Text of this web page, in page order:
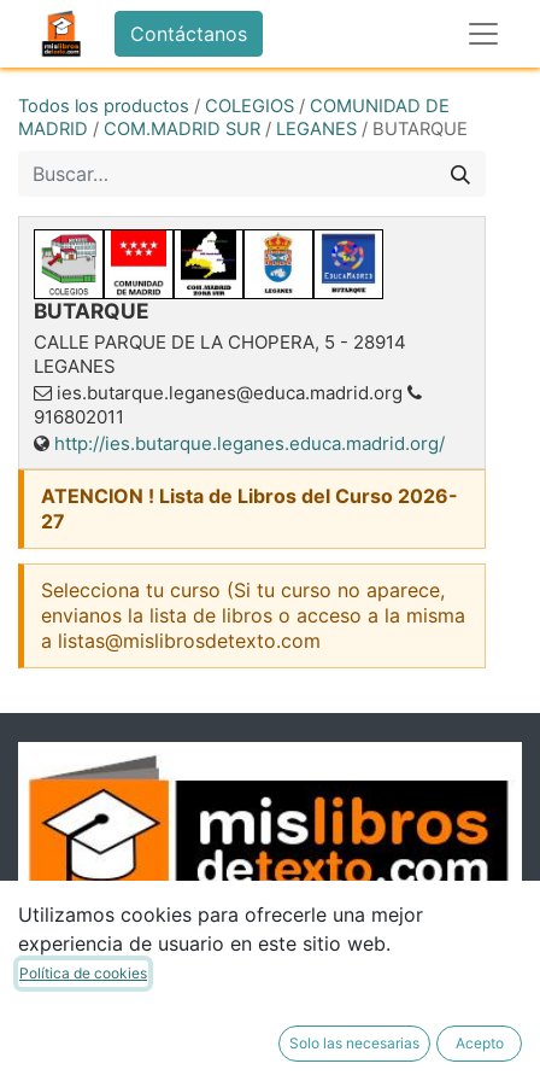
Contáctanos
Todos los productos / COLEGIOS / COMUNIDAD DE
MADRID / COM.MADRID SUR / LEGANES / BUTARQUE
BUTARQUE
CALLE PARQUE DE LA CHOPERA, 5 - 28914
LEGANES
ies.butarque.leganes@educa.madrid.org
916802011
http://ies.butarque.leganes.educa.madrid.org/
ATENCION ! Lista de Libros del Curso 2026-
27
Selecciona tu curso (Si tu curso no aparece,
envianos la lista de libros o acceso a la misma
a listas@mislibrosdetexto.com
Utilizamos cookies para ofrecerle una mejor
experiencia de usuario en este sitio web.
Política de cookies
Solo las necesarias Acepto